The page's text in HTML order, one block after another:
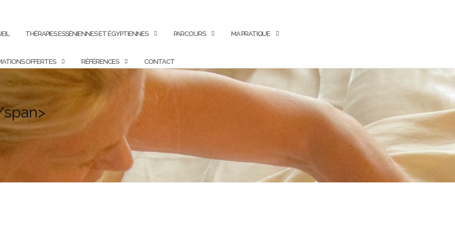
THÉRAPIES ESSÉNIENNES ET ÉGYPTIENNES PARCOURS MA PRATIQUE
OFFERTES RÉFÉRENCES CONTACT